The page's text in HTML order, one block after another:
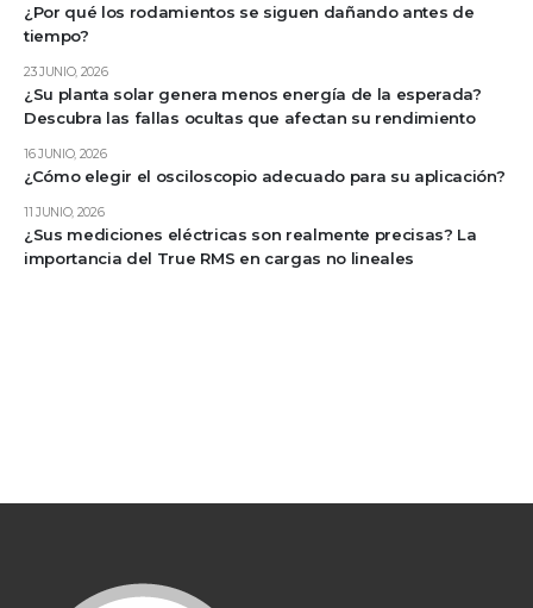
¿Por qué los rodamientos se siguen dañando antes de
tiempo?
¿Su planta solar genera menos energía de la esperada?
Descubra las fallas ocultas que afectan su rendimiento
23 JUNIO, 2026
¿Cómo elegir el osciloscopio adecuado para su aplicación?
16 JUNIO, 2026
¿Sus mediciones eléctricas son realmente precisas? La
importancia del True RMS en cargas no lineales
11 JUNIO, 2026